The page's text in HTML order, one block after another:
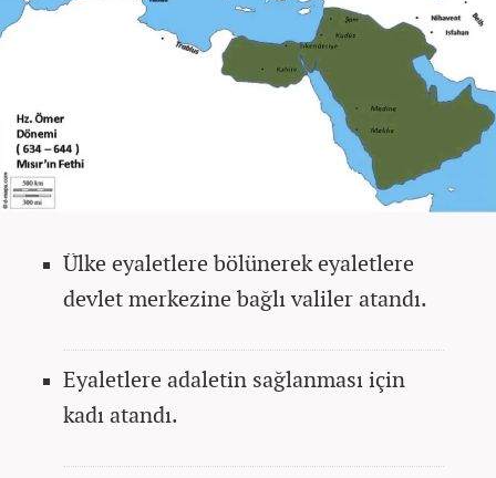
Ülke eyaletlere bölünerek eyaletlere
devlet merkezine bağlı valiler atandı.
Eyaletlere adaletin sağlanması için
kadı atandı.